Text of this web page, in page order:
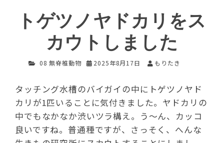
トゲツノヤドカリをス
カウトしました
08 無脊椎動物 2025年8月17日 もりたき
タッチング水槽のバイガイの中にトゲツノヤド
カリが1匹いることに気付きました。ヤドカリの
中でもなかなか渋いツラ構え。う～ん、カッコ
良いですね。普通種ですが、さっそく、へんな